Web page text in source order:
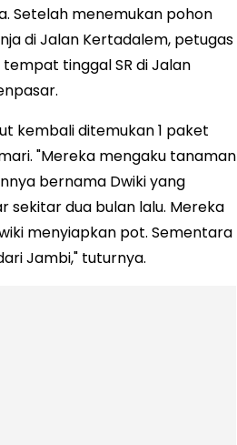
Setelah menemukan pohon
di Jalan Kertadalem, petugas
tinggal SR di Jalan
kembali ditemukan 1 paket
"Mereka mengaku tanaman
bernama Dwiki yang
sekitar dua bulan lalu. Mereka
menyiapkan pot. Sementara
Jambi," tuturnya.